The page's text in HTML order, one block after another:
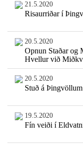
21.5.2020
Risaurriðar í
20.5.2020
Opnun Staðar og
Hvellur við
20.5.2020
Stuð á Þingvöllum
19.5.2020
Fín veiði í